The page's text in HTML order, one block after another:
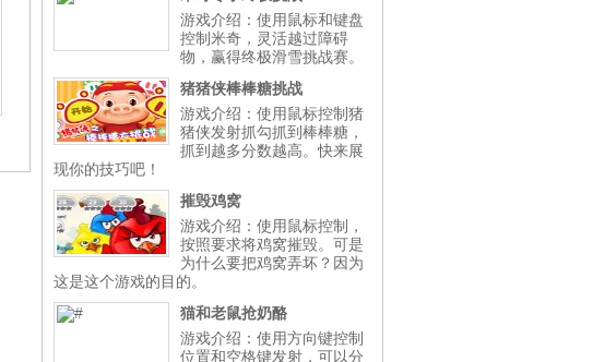
游戏介绍：使用鼠标和键盘
控制米奇，灵活越过障碍
物，赢得终极滑雪挑战赛。
猪猪侠棒棒糖挑战
游戏介绍：使用鼠标控制猪
猪侠发射抓勾抓到棒棒糖，
抓到越多分数越高。快来展
现你的技巧吧！
摧毁鸡窝
游戏介绍：使用鼠标控制，
按照要求将鸡窝摧毁。可是
为什么要把鸡窝弄坏？因为
这是这个游戏的目的。
猫和老鼠抢奶酪
游戏介绍：使用方向键控制
位置和空格键发射，可以分